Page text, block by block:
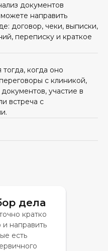
документов
направить
договор, чеки, выписки,
переписку и краткое
когда оно
с клиникой,
участие в
встреча с
дела
кратко
и направить
есть